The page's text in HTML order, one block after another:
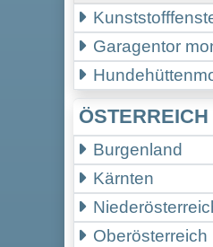
Garagentor
ÖSTERREICH
Burgenland
Kärnten
Oberösterreich